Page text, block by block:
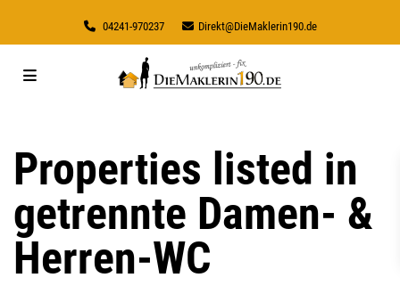
04241-970237 Direkt@DieMaklerin190.de
Properties listed in
getrennte Damen- &
Herren-WC